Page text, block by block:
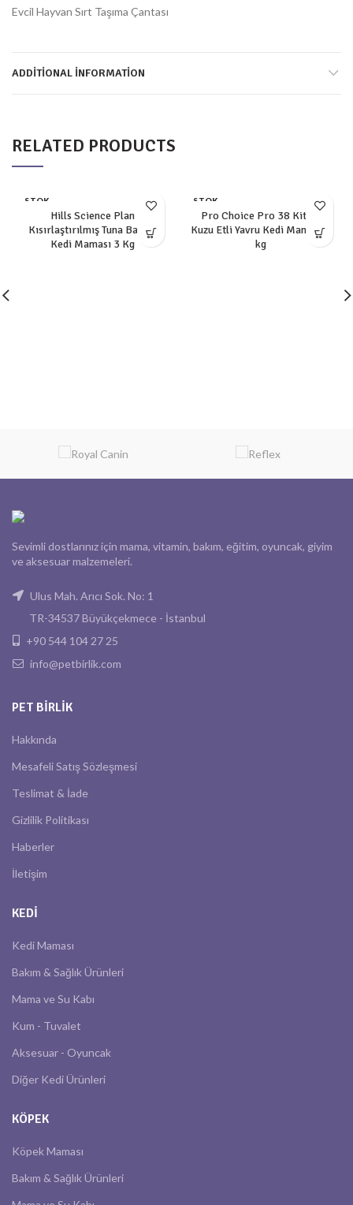
Evcil Hayvan Sırt Taşıma Çantası
ADDITIONAL INFORMATION
RELATED PRODUCTS
STOK
Hills Science Plan
Kısırlaştırılmış Tuna Balıklı
Kedi Maması 3 Kg
STOK
Pro Choice Pro 38 Kitten
Kuzu Etli Yavru Kedi Maması 2
kg
Sevimli dostlarınız için mama, vitamin, bakım, eğitim, oyuncak, giyim
ve aksesuar malzemeleri.
Ulus Mah. Arıcı Sok. No: 1
TR-34537 Büyükçekmece - İstanbul
+90 544 104 27 25
info@petbirlik.com
PET BIRLIK
Hakkında
Mesafeli Satış Sözleşmesi
Teslimat & İade
Gizlilik Politikası
Haberler
İletişim
KEDI
Kedi Maması
Bakım & Sağlık Ürünleri
Mama ve Su Kabı
Kum - Tuvalet
Aksesuar - Oyuncak
Diğer Kedi Ürünleri
KÖPEK
Köpek Maması
Bakım & Sağlık Ürünleri